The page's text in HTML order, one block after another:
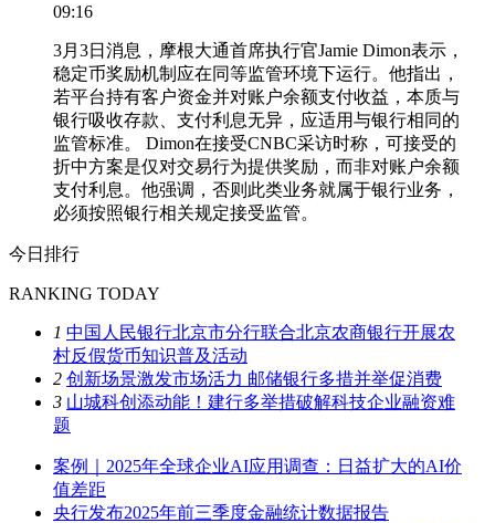
09:16
3月3日消息，摩根大通首席执行官Jamie Dimon表示，
稳定币奖励机制应在同等监管环境下运行。他指出，
若平台持有客户资金并对账户余额支付收益，本质与
银行吸收存款、支付利息无异，应适用与银行相同的
监管标准。 Dimon在接受CNBC采访时称，可接受的
折中方案是仅对交易行为提供奖励，而非对账户余额
支付利息。他强调，否则此类业务就属于银行业务，
必须按照银行相关规定接受监管。
今日排行
RANKING TODAY
1 中国人民银行北京市分行联合北京农商银行开展农
村反假货币知识普及活动
2 创新场景激发市场活力 邮储银行多措并举促消费
3 山城科创添动能！建行多举措破解科技企业融资难
题
案例｜2025年全球企业AI应用调查：日益扩大的AI价
值差距
央行发布2025年前三季度金融统计数据报告